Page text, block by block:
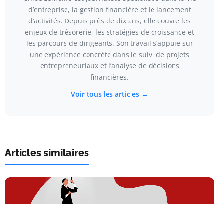
d’entreprise, la gestion financière et le lancement
d’activités. Depuis près de dix ans, elle couvre les
enjeux de trésorerie, les stratégies de croissance et
les parcours de dirigeants. Son travail s’appuie sur
une expérience concrète dans le suivi de projets
entrepreneuriaux et l’analyse de décisions
financières.
Voir tous les articles →
Articles similaires